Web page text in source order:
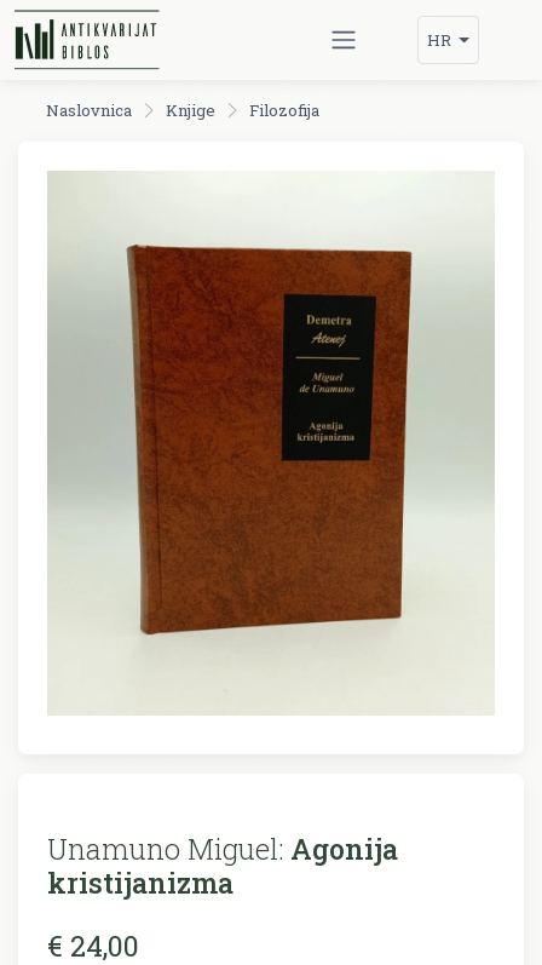
HR
Naslovnica Knjige Filozofija
Unamuno Miguel: Agonija
kristijanizma
€ 24,00